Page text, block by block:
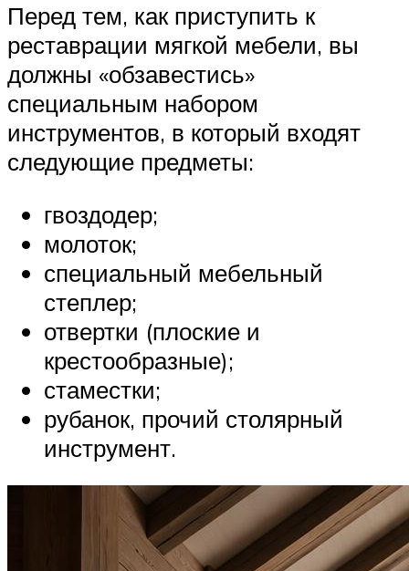
Перед тем, как приступить к
реставрации мягкой мебели, вы
должны «обзавестись»
специальным набором
инструментов, в который входят
следующие предметы:
гвоздодер;
молоток;
специальный мебельный
степлер;
отвертки (плоские и
крестообразные);
стаместки;
рубанок, прочий столярный
инструмент.